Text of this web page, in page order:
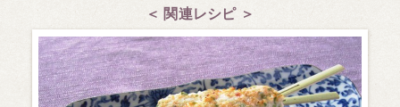
＜ 関連レシピ ＞